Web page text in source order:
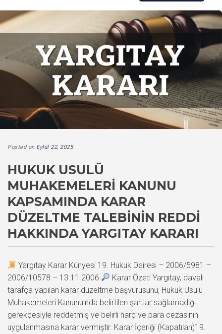
Posted on Eylül 22, 2025
HUKUK USULÜ
MUHAKEMELERI KANUNU
KAPSAMINDA KARAR
DÜZELTME TALEBININ REDDI
HAKKINDA YARGITAY KARARI
Yargıtay Karar Künyesi 19. Hukuk Dairesi – 2006/5981 –
2006/10578 – 13.11.2006
Karar Özeti Yargıtay, davalı
tarafça yapılan karar düzeltme başvurusunu, Hukuk Usulü
Muhakemeleri Kanunu’nda belirtilen şartlar sağlamadığı
gerekçesiyle reddetmiş ve belirli harç ve para cezasının
uygulanmasına karar vermiştir. Karar İçeriği (Kapatılan)19.